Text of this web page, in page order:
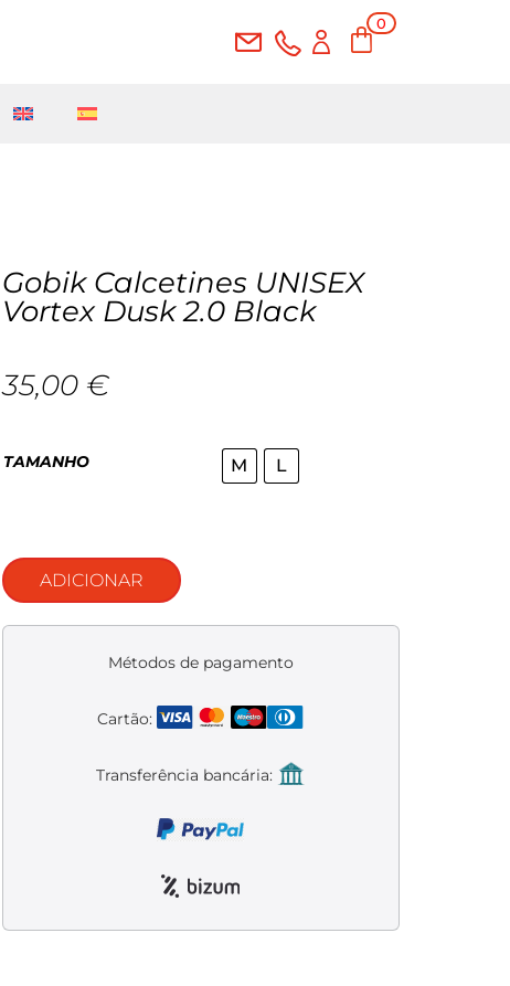
0
Gobik Calcetines UNISEX
Vortex Dusk 2.0 Black
35,00 €
TAMANHO M L
ADICIONAR
Métodos de pagamento
Cartão:
Transferência bancária: